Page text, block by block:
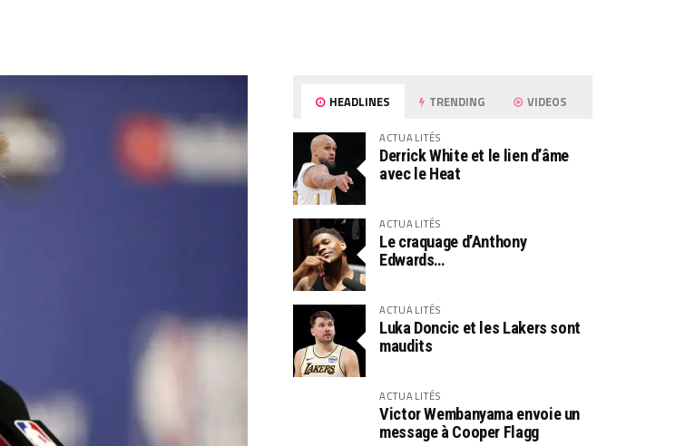
HEADLINES TRENDING VIDEOS
ACTUALITÉS
Derrick White et le lien d’âme
avec le Heat
ACTUALITÉS
Le craquage d’Anthony
Edwards…
ACTUALITÉS
Luka Doncic et les Lakers sont
maudits
ACTUALITÉS
Victor Wembanyama envoie un
message à Cooper Flagg